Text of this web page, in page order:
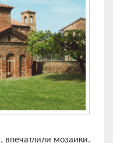
впечатлили мозаики.